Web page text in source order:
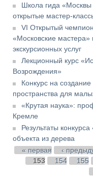
Школа гида «Москвы
открытые мастер-
VI Открытый
«Московские
экскурсионных услуг
Лекционный курс
Возрождения»
Конкурс на
пространства для
«Крутая наука»:
Кремле
Результаты
объекта из дерева
Страницы
« первая ‹
153
154 155